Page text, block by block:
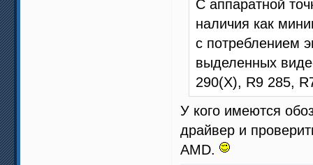
С аппаратной
наличия как
с потреблением
выделенных
290(X), R9 285,
У кого имеются
драйвер и
AMD.